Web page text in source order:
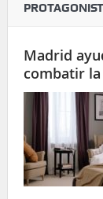
Madrid
combatir
para las